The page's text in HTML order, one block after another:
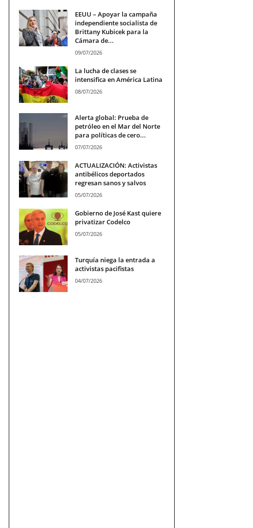
EEUU – Apoyar la campaña
independiente socialista de
Brittany Kubicek para la
Cámara de...
09/07/2026
La lucha de clases se
intensifica en América Latina
08/07/2026
Alerta global: Prueba de
petróleo en el Mar del Norte
para políticas de cero...
07/07/2026
ACTUALIZACIÓN: Activistas
antibélicos deportados
regresan sanos y salvos
05/07/2026
Gobierno de José Kast quiere
privatizar Codelco
05/07/2026
Turquía niega la entrada a
activistas pacifistas
04/07/2026